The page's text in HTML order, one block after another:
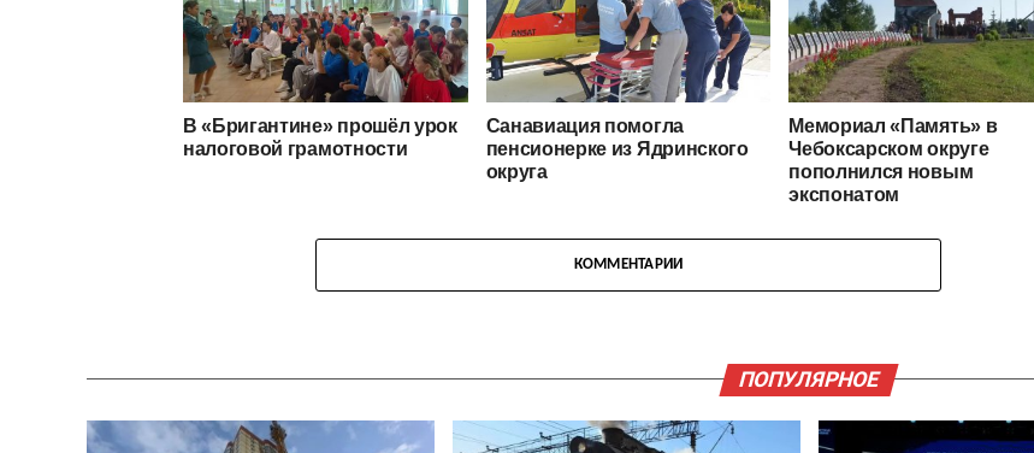
В «Бригантине» прошёл урок
налоговой грамотности
Санавиация помогла
пенсионерке из Ядринского
округа
Мемориал «Память» в
Чебоксарском округе
пополнился новым
экспонатом
КОММЕНТАРИИ
ПОПУЛЯРНОЕ